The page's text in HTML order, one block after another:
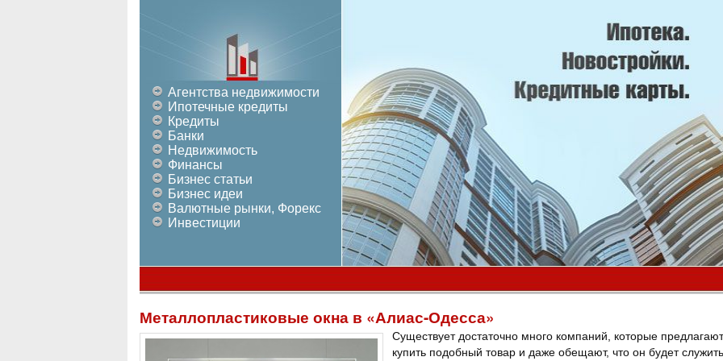
Агентства недвижимости
Ипотечные кредиты
Кредиты
Банки
Недвижимость
Финансы
Бизнес статьи
Бизнес идеи
Валютные рынки, Форекс
Инвестиции
Металлопластиковые окна в «Алиас-Одесса»
Существует достаточно много компаний, которые предлагают
купить подобный товар и даже обещают, что он будет служить